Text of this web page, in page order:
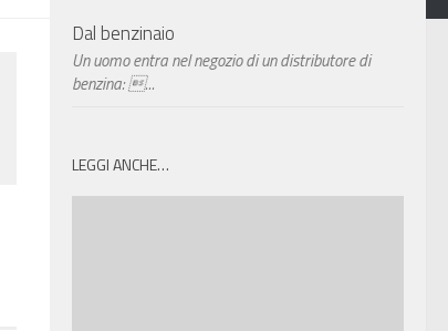
Dal benzinaio
Un uomo entra nel negozio di un distributore di
benzina: ...
LEGGI ANCHE…